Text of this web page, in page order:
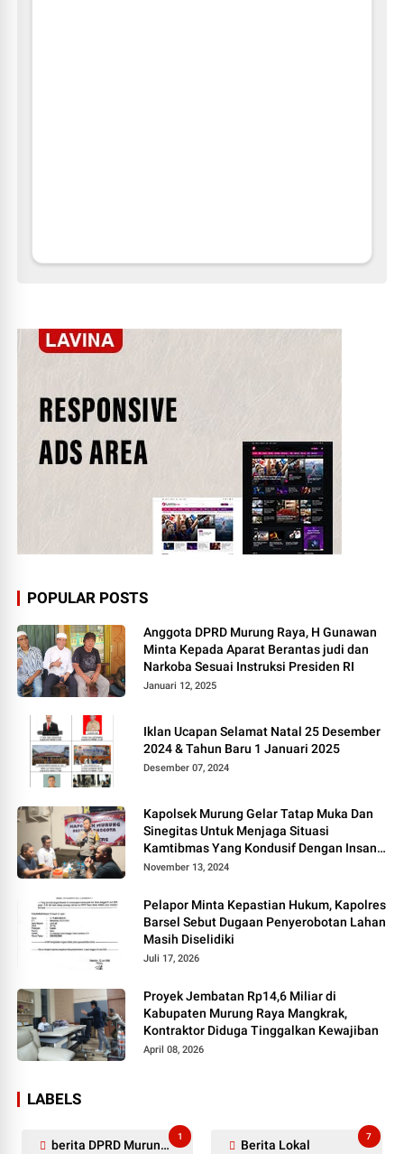
POPULAR POSTS
Anggota DPRD Murung Raya, H Gunawan
Minta Kepada Aparat Berantas judi dan
Narkoba Sesuai Instruksi Presiden RI
Januari 12, 2025
Iklan Ucapan Selamat Natal 25 Desember
2024 & Tahun Baru 1 Januari 2025
Desember 07, 2024
Kapolsek Murung Gelar Tatap Muka Dan
Sinegitas Untuk Menjaga Situasi
Kamtibmas Yang Kondusif Dengan Insan
Pers
November 13, 2024
Pelapor Minta Kepastian Hukum, Kapolres
Barsel Sebut Dugaan Penyerobotan Lahan
Masih Diselidiki
Juli 17, 2026
Proyek Jembatan Rp14,6 Miliar di
Kabupaten Murung Raya Mangkrak,
Kontraktor Diduga Tinggalkan Kewajiban
April 08, 2026
LABELS
berita DPRD Murung Raya
1
Berita Lokal
7